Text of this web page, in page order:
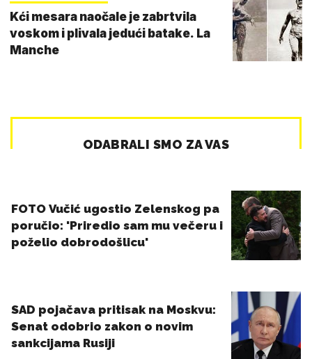
Kći mesara naočale je zabrtvila
voskom i plivala jedući batake. La
Manche